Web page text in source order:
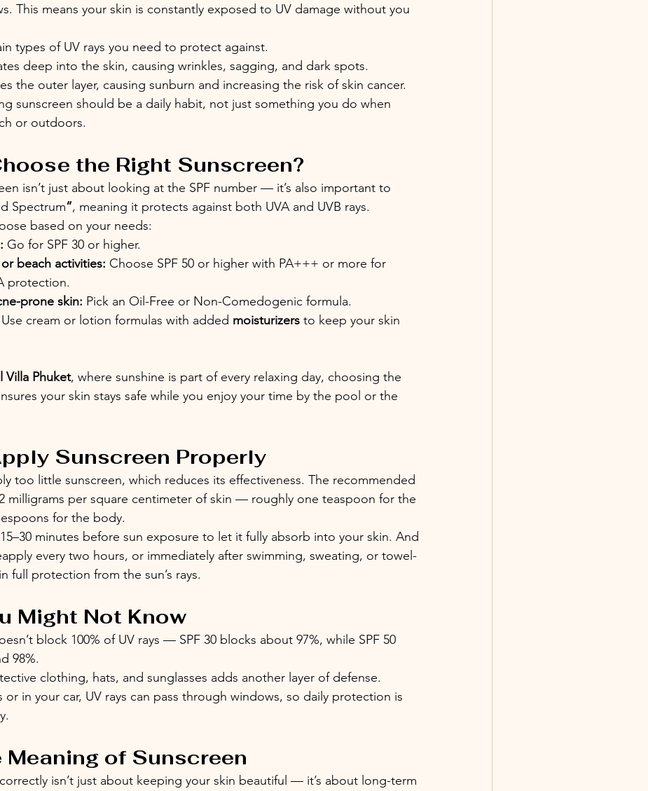
This means your skin is constantly exposed to UV damage without you
types of UV rays you need to protect against.
deep into the skin, causing wrinkles, sagging, and dark spots.
the outer layer, causing sunburn and increasing the risk of skin cancer.
sunscreen should be a daily habit, not just something you do when
or outdoors.
the Right Sunscreen?
isn’t just about looking at the SPF number — it’s also important to
Spectrum”, meaning it protects against both UVA and UVB rays.
based on your needs:
Go for SPF 30 or higher.
beach activities: Choose SPF 50 or higher with PA+++ or more for
protection.
prone skin: Pick an Oil-Free or Non-Comedogenic formula.
Use cream or lotion formulas with added moisturizers to keep your skin
Villa Phuket, where sunshine is part of every relaxing day, choosing the
your skin stays safe while you enjoy your time by the pool or the
Sunscreen Properly
too little sunscreen, which reduces its effectiveness. The recommended
milligrams per square centimeter of skin — roughly one teaspoon for the
for the body.
minutes before sun exposure to let it fully absorb into your skin. And
every two hours, or immediately after swimming, sweating, or towel-
full protection from the sun’s rays.
Might Not Know
block 100% of UV rays — SPF 30 blocks about 97%, while SPF 50
98%.
clothing, hats, and sunglasses adds another layer of defense.
or in your car, UV rays can pass through windows, so daily protection is
Meaning of Sunscreen
isn’t just about keeping your skin beautiful — it’s about long-term